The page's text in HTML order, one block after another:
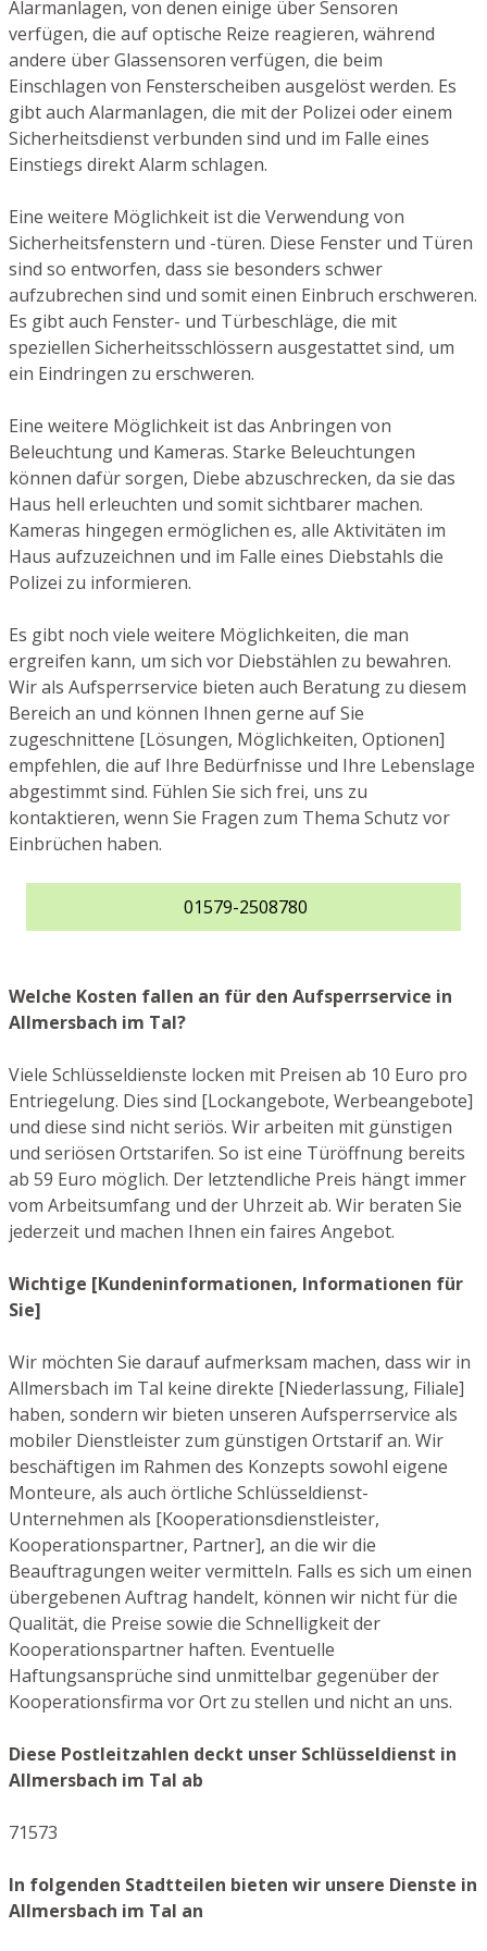
Alarmanlagen, von denen einige über Sensoren
verfügen, die auf optische Reize reagieren, während
andere über Glassensoren verfügen, die beim
Einschlagen von Fensterscheiben ausgelöst werden. Es
gibt auch Alarmanlagen, die mit der Polizei oder einem
Sicherheitsdienst verbunden sind und im Falle eines
Einstiegs direkt Alarm schlagen.
Eine weitere Möglichkeit ist die Verwendung von
Sicherheitsfenstern und -türen. Diese Fenster und Türen
sind so entworfen, dass sie besonders schwer
aufzubrechen sind und somit einen Einbruch erschweren.
Es gibt auch Fenster- und Türbeschläge, die mit
speziellen Sicherheitsschlössern ausgestattet sind, um
ein Eindringen zu erschweren.
Eine weitere Möglichkeit ist das Anbringen von
Beleuchtung und Kameras. Starke Beleuchtungen
können dafür sorgen, Diebe abzuschrecken, da sie das
Haus hell erleuchten und somit sichtbarer machen.
Kameras hingegen ermöglichen es, alle Aktivitäten im
Haus aufzuzeichnen und im Falle eines Diebstahls die
Polizei zu informieren.
Es gibt noch viele weitere Möglichkeiten, die man
ergreifen kann, um sich vor Diebstählen zu bewahren.
Wir als Aufsperrservice bieten auch Beratung zu diesem
Bereich an und können Ihnen gerne auf Sie
zugeschnittene [Lösungen, Möglichkeiten, Optionen]
empfehlen, die auf Ihre Bedürfnisse und Ihre Lebenslage
abgestimmt sind. Fühlen Sie sich frei, uns zu
kontaktieren, wenn Sie Fragen zum Thema Schutz vor
Einbrüchen haben.
01579-2508780
Welche Kosten fallen an für den Aufsperrservice in
Allmersbach im Tal?
Viele Schlüsseldienste locken mit Preisen ab 10 Euro pro
Entriegelung. Dies sind [Lockangebote, Werbeangebote]
und diese sind nicht seriös. Wir arbeiten mit günstigen
und seriösen Ortstarifen. So ist eine Türöffnung bereits
ab 59 Euro möglich. Der letztendliche Preis hängt immer
vom Arbeitsumfang und der Uhrzeit ab. Wir beraten Sie
jederzeit und machen Ihnen ein faires Angebot.
Wichtige [Kundeninformationen, Informationen für
Sie]
Wir möchten Sie darauf aufmerksam machen, dass wir in
Allmersbach im Tal keine direkte [Niederlassung, Filiale]
haben, sondern wir bieten unseren Aufsperrservice als
mobiler Dienstleister zum günstigen Ortstarif an. Wir
beschäftigen im Rahmen des Konzepts sowohl eigene
Monteure, als auch örtliche Schlüsseldienst-
Unternehmen als [Kooperationsdienstleister,
Kooperationspartner, Partner], an die wir die
Beauftragungen weiter vermitteln. Falls es sich um einen
übergebenen Auftrag handelt, können wir nicht für die
Qualität, die Preise sowie die Schnelligkeit der
Kooperationspartner haften. Eventuelle
Haftungsansprüche sind unmittelbar gegenüber der
Kooperationsfirma vor Ort zu stellen und nicht an uns.
Diese Postleitzahlen deckt unser Schlüsseldienst in
Allmersbach im Tal ab
71573
In folgenden Stadtteilen bieten wir unsere Dienste in
Allmersbach im Tal an